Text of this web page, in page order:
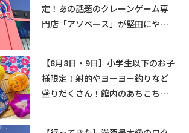
定！あの話題のクレーンゲーム専
門店「アソベース」が堅田にやっ
【8月8日・9日】小学生以下のお子
様限定！射的やヨーヨー釣りなど
盛りだくさん！館内のあちこちに